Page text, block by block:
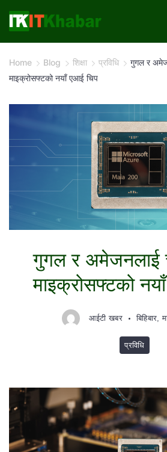
content
Home
Blog शिक्षा प्रविधि
गुगल र
माइक्रोसफ्टको नयाँ एआई चिप
गुगल र अमेजनलाई
माइक्रोसफ्टको
आईटी खबर
प्रविधि